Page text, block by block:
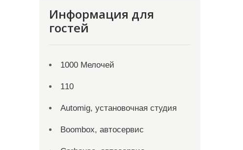
Информация для
гостей
1000 Мелочей
110
Automig, установочная студия
Boombox, автосервис